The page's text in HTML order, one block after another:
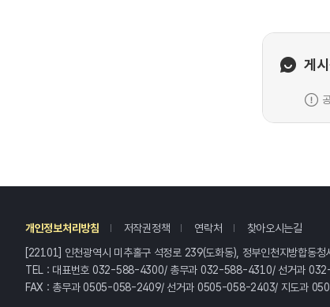
게
개인정보처리방침 저작권정책 연락처 찾아오시는길
[22101] 인천광역시 미추홀구 석정로 239(도화동), 정부인천지방합동
TEL : 대표번호 032-588-4300/ 총무과 032-588-4310/ 선거과
FAX : 총무과 0505-058-2409/ 선거과 0505-058-2403/ 지도과